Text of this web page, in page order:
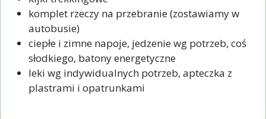
komplet rzeczy na przebranie (zostawiamy w
autobusie)
ciepłe i zimne napoje, jedzenie wg potrzeb, coś
słodkiego, batony energetyczne
leki wg indywidualnych potrzeb, apteczka z
plastrami i opatrunkami